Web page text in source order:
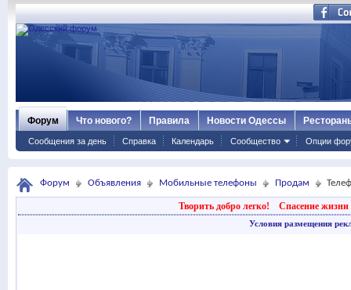
Форум
Сообщения за день Справка Календарь Сообщество Опции
Что нового? Правила Новости Одессы
Форум Объявления Мобильные телефоны Продам
Творить добро легко! Спасение жизни
Условия размещения